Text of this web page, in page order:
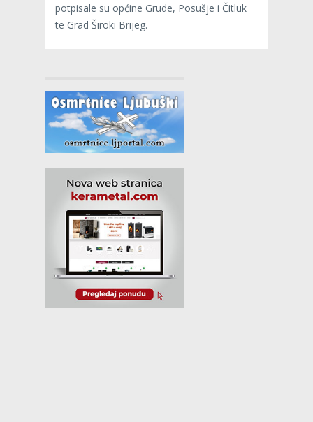
potpisale su općine Grude, Posušje i Čitluk
te Grad Široki Brijeg.